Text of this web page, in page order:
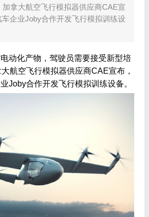
拿大航空飞行模拟器供应商CAE宣
企业Joby合作开发飞行模拟训练设
动化产物，驾驶员需要接受新型培
航空飞行模拟器供应商CAE宣布，
Joby合作开发飞行模拟训练设备。